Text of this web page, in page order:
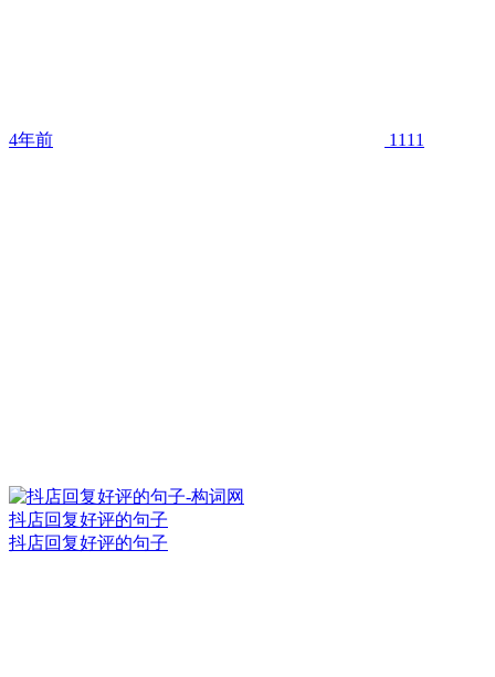
4年前 1111
抖店回复好评的句子
抖店回复好评的句子